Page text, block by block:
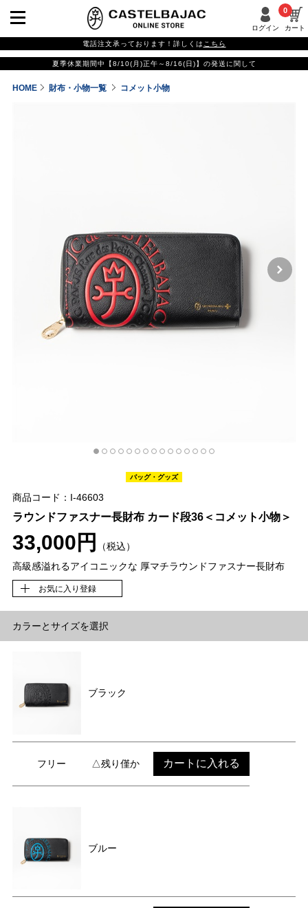
ログイン カート
0
電話注文承っております！詳しくは こちら
夏季休業期間中【8/10(月)正午～8/16(日)】の発送に関して
HOME 財布・小物一覧 コメット小物
バッグ・グッズ
商品コード：I-46603
ラウンドファスナー長財布 カード段36＜コメット小物＞
33,000円
（税込）
高級感溢れるアイコニックな 厚マチラウンドファスナー長財布
お気に入り登録
カラーとサイズを選択
ブラック
フリー △残り僅か カートに入れる
ブルー